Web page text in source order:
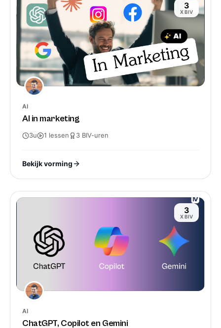
3
X BIV
AI
AI in marketing
3u 1 lessen 3 BIV-uren
Bekijk vorming
3
X BIV
AI
ChatGPT, Copilot en Gemini